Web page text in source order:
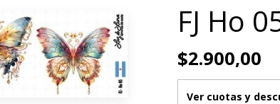
FJ Ho
$2.900,00
Ver cuotas y